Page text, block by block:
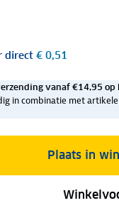
direct€ 0,51
vanaf €14,95 op
in combinatie met
Plaats in